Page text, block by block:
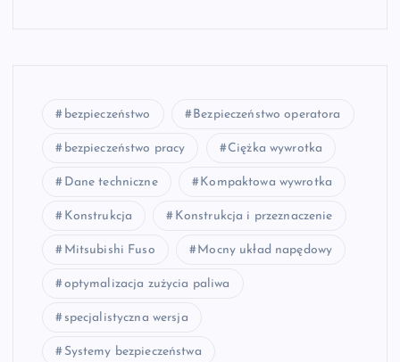
bezpieczeństwo Bezpieczeństwo operatora
bezpieczeństwo pracy Ciężka wywrotka
Dane techniczne Kompaktowa wywrotka
Konstrukcja Konstrukcja i przeznaczenie
Mitsubishi Fuso Mocny układ napędowy
optymalizacja zużycia paliwa
specjalistyczna wersja
Systemy bezpieczeństwa